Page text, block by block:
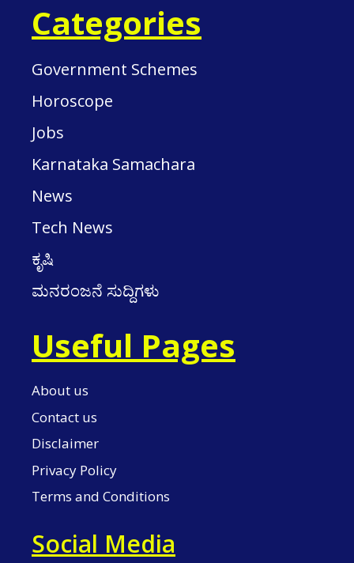
Categories
Government Schemes
Horoscope
Jobs
Karnataka Samachara
News
Tech News
ಕೃಷಿ
ಮನರಂಜನೆ ಸುದ್ದಿಗಳು
Useful Pages
About us
Contact us
Disclaimer
Privacy Policy
Terms and Conditions
Social Media